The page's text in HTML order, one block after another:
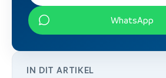
IN DIT ARTIKEL
WhatsApp